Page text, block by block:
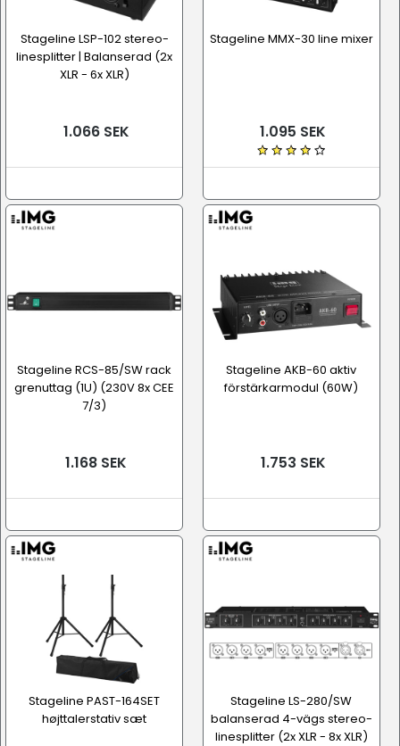
Stageline LSP-102 stereo-
linesplitter | Balanserad (2x
XLR - 6x XLR)
1.066 SEK
Stageline MMX-30 line mixer
1.095 SEK
Stageline RCS-85/SW rack
grenuttag (1U) (230V 8x CEE
7/3)
1.168 SEK
Stageline AKB-60 aktiv
förstärkarmodul (60W)
1.753 SEK
Stageline PAST-164SET
højttalerstativ sæt
Stageline LS-280/SW
balanserad 4-vägs stereo-
linesplitter (2x XLR - 8x XLR)